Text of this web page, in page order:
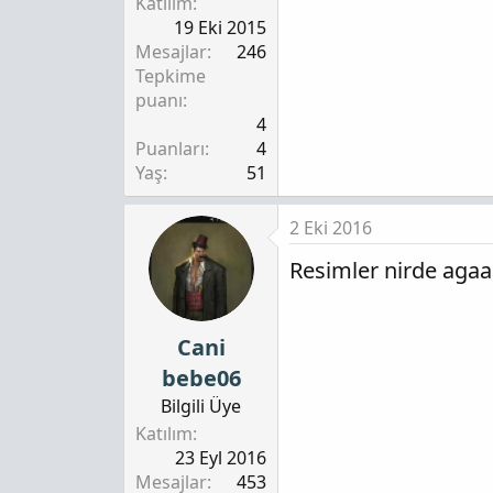
19 Eki 2015
Mesajlar
246
Tepkime
puanı
4
Puanları
4
Yaş
51
Cani
bebe06
Bilgili Üye
Katılım
23 Eyl 2016
Mesajlar
453
2 Eki 2016
Resimler nirde